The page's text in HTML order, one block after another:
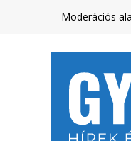
Moderációs